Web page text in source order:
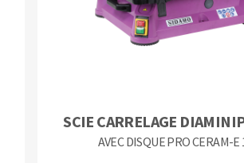
SCIE CARRELAGE
AVEC DISQUE PRO CERAM-E